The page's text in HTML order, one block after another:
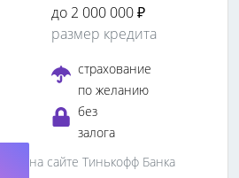
до 2 000 000 ₽
размер кредита
страхование
по желанию
без
залога
на сайте Тинькофф Банка